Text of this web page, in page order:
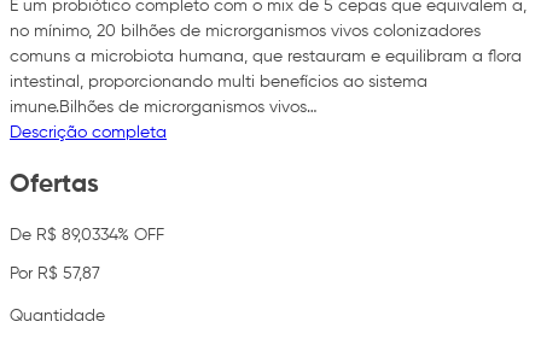
É um probiótico completo com o mix de 5 cepas que equivalem a,
no mínimo, 20 bilhões de microrganismos vivos colonizadores
comuns a microbiota humana, que restauram e equilibram a flora
intestinal, proporcionando multi benefícios ao sistema
imune.Bilhões de microrganismos vivos…
Descrição completa
Ofertas
De R$ 89,0334% OFF
Por R$ 57,87
Quantidade